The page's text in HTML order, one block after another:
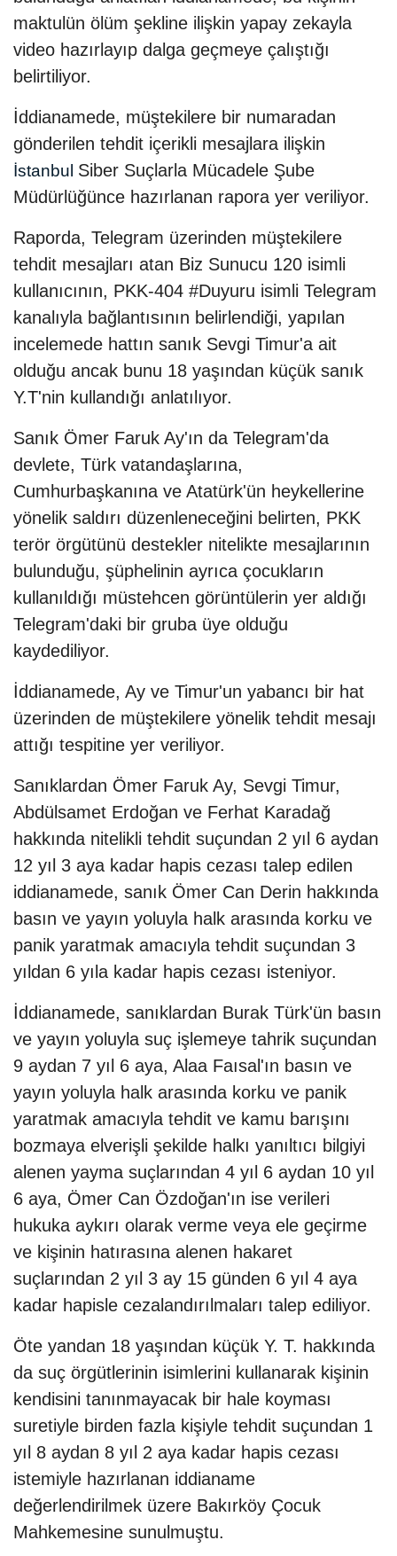
maktulün ölüm şekline ilişkin yapay zekayla
video hazırlayıp dalga geçmeye çalıştığı
belirtiliyor.
İddianamede, müştekilere bir numaradan
gönderilen tehdit içerikli mesajlara ilişkin
İstanbul Siber Suçlarla Mücadele Şube
Müdürlüğünce hazırlanan rapora yer veriliyor.
Raporda, Telegram üzerinden müştekilere
tehdit mesajları atan Biz Sunucu 120 isimli
kullanıcının, PKK-404 #Duyuru isimli Telegram
kanalıyla bağlantısının belirlendiği, yapılan
incelemede hattın sanık Sevgi Timur'a ait
olduğu ancak bunu 18 yaşından küçük sanık
Y.T'nin kullandığı anlatılıyor.
Sanık Ömer Faruk Ay'ın da Telegram'da
devlete, Türk vatandaşlarına,
Cumhurbaşkanına ve Atatürk'ün heykellerine
yönelik saldırı düzenleneceğini belirten, PKK
terör örgütünü destekler nitelikte mesajlarının
bulunduğu, şüphelinin ayrıca çocukların
kullanıldığı müstehcen görüntülerin yer aldığı
Telegram'daki bir gruba üye olduğu
kaydediliyor.
İddianamede, Ay ve Timur'un yabancı bir hat
üzerinden de müştekilere yönelik tehdit mesajı
attığı tespitine yer veriliyor.
Sanıklardan Ömer Faruk Ay, Sevgi Timur,
Abdülsamet Erdoğan ve Ferhat Karadağ
hakkında nitelikli tehdit suçundan 2 yıl 6 aydan
12 yıl 3 aya kadar hapis cezası talep edilen
iddianamede, sanık Ömer Can Derin hakkında
basın ve yayın yoluyla halk arasında korku ve
panik yaratmak amacıyla tehdit suçundan 3
yıldan 6 yıla kadar hapis cezası isteniyor.
İddianamede, sanıklardan Burak Türk'ün basın
ve yayın yoluyla suç işlemeye tahrik suçundan
9 aydan 7 yıl 6 aya, Alaa Faısal'ın basın ve
yayın yoluyla halk arasında korku ve panik
yaratmak amacıyla tehdit ve kamu barışını
bozmaya elverişli şekilde halkı yanıltıcı bilgiyi
alenen yayma suçlarından 4 yıl 6 aydan 10 yıl
6 aya, Ömer Can Özdoğan'ın ise verileri
hukuka aykırı olarak verme veya ele geçirme
ve kişinin hatırasına alenen hakaret
suçlarından 2 yıl 3 ay 15 günden 6 yıl 4 aya
kadar hapisle cezalandırılmaları talep ediliyor.
Öte yandan 18 yaşından küçük Y. T. hakkında
da suç örgütlerinin isimlerini kullanarak kişinin
kendisini tanınmayacak bir hale koyması
suretiyle birden fazla kişiyle tehdit suçundan 1
yıl 8 aydan 8 yıl 2 aya kadar hapis cezası
istemiyle hazırlanan iddianame
değerlendirilmek üzere Bakırköy Çocuk
Mahkemesine sunulmuştu.